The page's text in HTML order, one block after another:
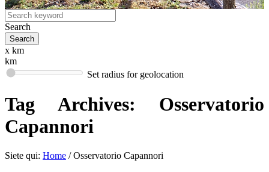
Search
x km
km
Set radius for geolocation
Tag Archives: Osservatorio
Capannori
Siete qui: Home / Osservatorio Capannori